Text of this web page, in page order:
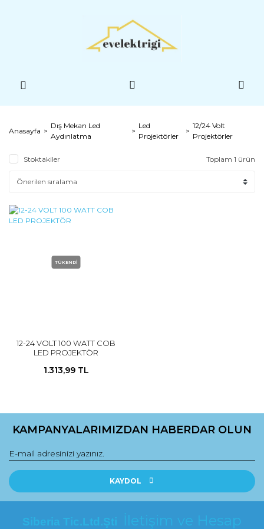
Anasayfa
Dış Mekan Led
Aydınlatma
Led
Projektörler
12/24 Volt
Projektörler
Stoktakiler Toplam 1 ürün
TÜKENDİ
12-24 VOLT 100 WATT COB
LED PROJEKTÖR
1.313,99 TL
KAMPANYALARIMIZDAN HABERDAR OLUN
KAYDOL
Siberia Tic.Ltd.Şti İletişim ve Hesap